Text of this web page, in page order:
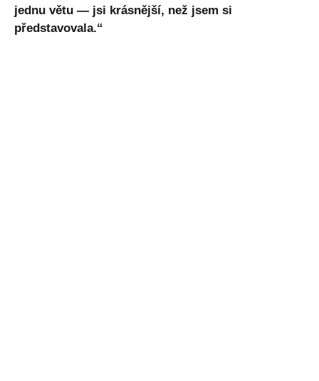
jednu větu — jsi krásnější, než jsem si
představovala.“